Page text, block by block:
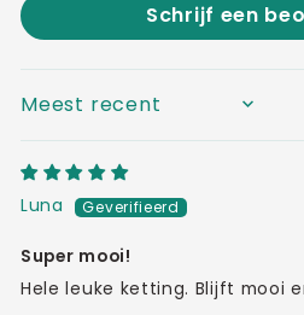
Schrijf een
SORT BY
Luna
Super mooi!
Hele leuke ketting. Blijft mooi